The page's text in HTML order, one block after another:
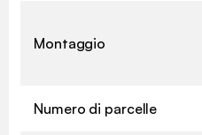
Montaggio
Numero di parcelle